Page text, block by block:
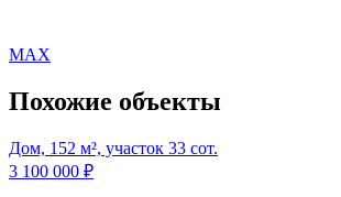
MAX
Похожие объекты
Дом, 152 м², участок 33 сот.
3 100 000 ₽